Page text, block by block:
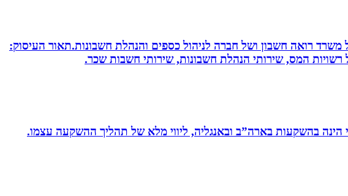
משרד רואה חשבון ושל חברה לניהול כספים והנהלת חשבונות.תאור העיסוק:
רשויות המס, שירותי הנהלת חשבונות, שירותי חשבות שכר.
הינה בהשקעות בארה”ב ובאנגליה, ליווי מלא של תהליך ההשקעה עצמו.